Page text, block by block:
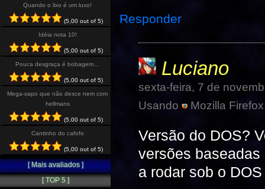
Responder
Luciano
sexta-feira, 7 de
Usando
Mozilla
Versão do DOS?
versões
a rodar sob o
Quando o lixo é um luxo!
(5,00 out of 5)
Idéia nota 10!
(5,00 out of 5)
Pouca desgraça é bobagem…
(5,00 out of 5)
Mega-sapo que não desce nem com
hellmans
(5,00 out of 5)
Cantinho do cafofo
(5,00 out of 5)
[ Mais avaliados ]
[ TOP 5 ]